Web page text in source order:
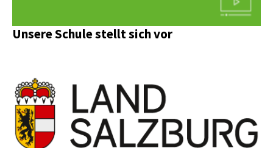
Unsere Schule stellt sich vor